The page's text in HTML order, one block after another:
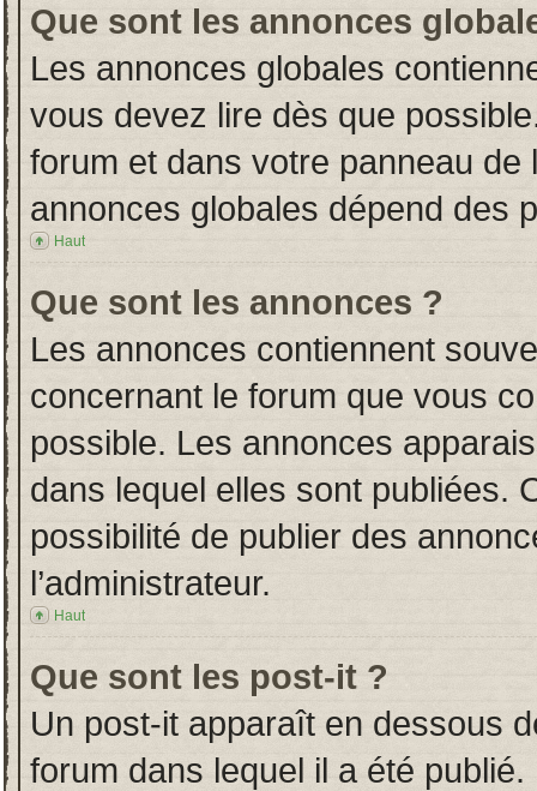
Que sont les annonces
Les annonces globales
vous devez lire dès que
forum et dans votre panneau de
annonces globales dépend des
Haut
Que sont les annonces ?
Les annonces contiennent
concernant le forum que vous
possible. Les annonces
dans lequel elles sont publiées.
possibilité de publier des
l’administrateur.
Haut
Que sont les post-it ?
Un post-it apparaît en dessous
forum dans lequel il a été